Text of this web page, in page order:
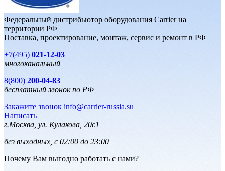
Федеральный дистрибьютор оборудования Carrier на
территории РФ
Поставка, проектирование, монтаж, сервис и ремонт в РФ
+7(495) 021-12-03
многоканальный
8(800) 200-04-83
бесплатный звонок по РФ
Закажите звонок info@carrier-russia.su
Написать
г.Москва, ул. Кулакова, 20с1
без выходных, с 02:00 до 23:00
Почему Вам выгодно работать с нами?